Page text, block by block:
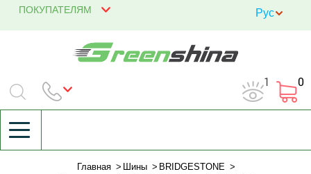
ПОКУПАТЕЛЯМ
1 0
Главная Шины
BRIDGESTONE